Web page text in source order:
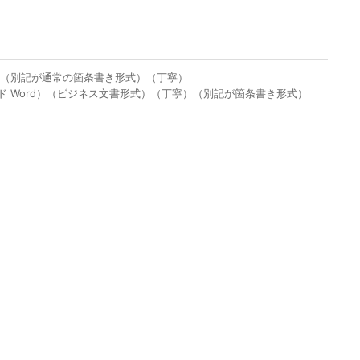
別記が通常の箇条書き形式）（丁寧）
）（ビジネス文書形式）（丁寧）（別記が箇条書き形式）